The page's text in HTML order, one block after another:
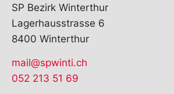
SP Bezirk Winterthur
Lagerhausstrasse 6
8400 Winterthur
mail@spwinti.ch
052 213 51 69